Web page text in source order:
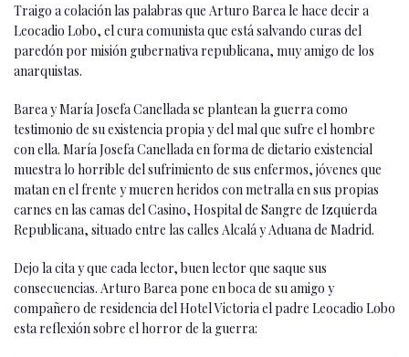
Traigo a colación las palabras que Arturo Barea le hace decir a
Leocadio Lobo, el cura comunista que está salvando curas del
paredón por misión gubernativa republicana, muy amigo de los
anarquistas.
Barea y María Josefa Canellada se plantean la guerra como
testimonio de su existencia propia y del mal que sufre el hombre
con ella. María Josefa Canellada en forma de dietario existencial
muestra lo horrible del sufrimiento de sus enfermos, jóvenes que
matan en el frente y mueren heridos con metralla en sus propias
carnes en las camas del Casino, Hospital de Sangre de Izquierda
Republicana, situado entre las calles Alcalá y Aduana de Madrid.
Dejo la cita y que cada lector, buen lector que saque sus
consecuencias. Arturo Barea pone en boca de su amigo y
compañero de residencia del Hotel Victoria el padre Leocadio Lobo
esta reflexión sobre el horror de la guerra: